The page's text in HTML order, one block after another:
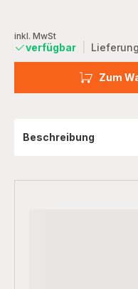
inkl. MwSt
verfügbar
Zum
Beschreibung